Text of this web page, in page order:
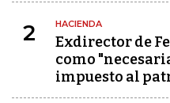
2 HACIENDA
Exdirector de
como
impuesto al